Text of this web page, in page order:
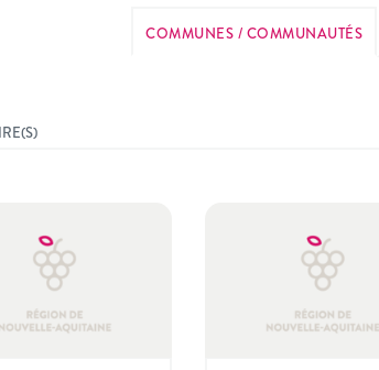
COMMUNES / COMMUNAUTÉS